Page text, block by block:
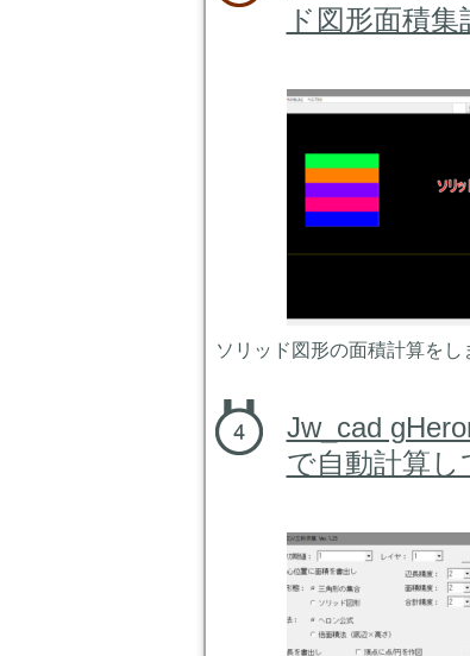
ド図形面積集
ソリッド図形の面積計算
Jw_cad
で自動計算し